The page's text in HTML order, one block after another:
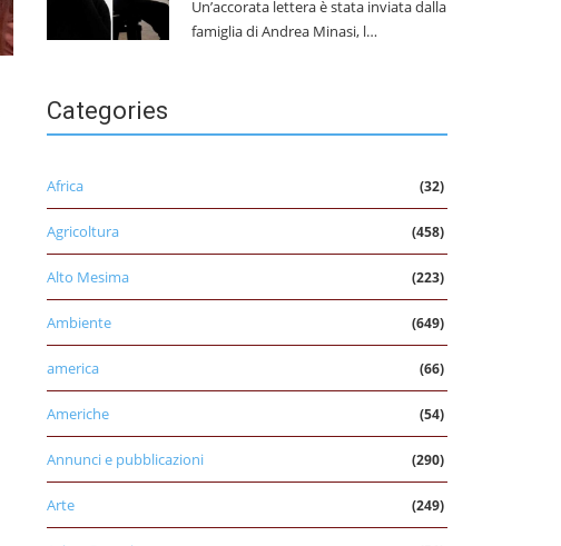
Un’accorata lettera è stata inviata dalla
famiglia di Andrea Minasi, l…
Categories
Africa (32)
Agricoltura (458)
Alto Mesima (223)
Ambiente (649)
america (66)
Americhe (54)
Annunci e pubblicazioni (290)
Arte (249)